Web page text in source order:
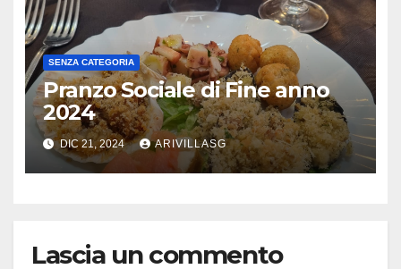
SENZA CATEGORIA
Pranzo Sociale di Fine anno
2024
DIC 21, 2024 ARIVILLASG
Lascia un commento